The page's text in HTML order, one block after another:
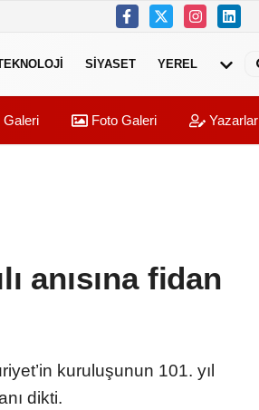
SIYASET YEREL
Foto Galeri Yazarlar
anısına fidan
kuruluşunun 101. yıl
dikti.